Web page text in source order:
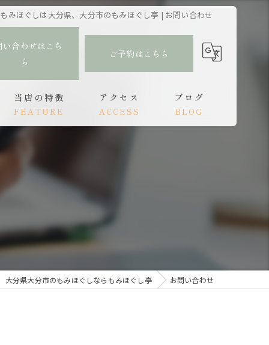
もみほぐしは大分県、大分市のもみほぐし亭 | お問い合わせ
い合わせはこち
ら
ご予約はこちら
当店の特徴
FEATURE
肩こり
腰痛
オイルトリートメント
アクセス
ACCESS
ブログ
BLOG
大分県大分市のもみほぐしならもみほぐし亭 お問い合わせ